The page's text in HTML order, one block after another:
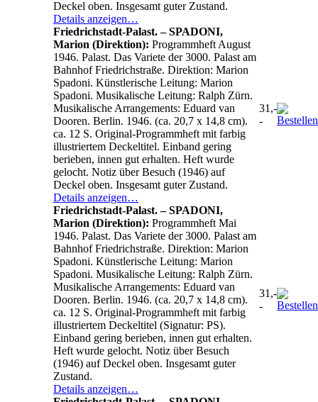
Deckel oben. Insgesamt guter Zustand.
Details anzeigen…
Friedrichstadt-Palast. – SPADONI,
Marion (Direktion): Programmheft August
1946. Palast. Das Variete der 3000. Palast am
Bahnhof Friedrichstraße. Direktion: Marion
Spadoni. Künstlerische Leitung: Marion
Spadoni. Musikalische Leitung: Ralph Zürn.
Musikalische Arrangements: Eduard van
Dooren. Berlin. 1946. (ca. 20,7 x 14,8 cm).
ca. 12 S. Original-Programmheft mit farbig
illustriertem Deckeltitel. Einband gering
berieben, innen gut erhalten. Heft wurde
gelocht. Notiz über Besuch (1946) auf
Deckel oben. Insgesamt guter Zustand.
Details anzeigen…
31,-
-
Friedrichstadt-Palast. – SPADONI,
Marion (Direktion): Programmheft Mai
1946. Palast. Das Variete der 3000. Palast am
Bahnhof Friedrichstraße. Direktion: Marion
Spadoni. Künstlerische Leitung: Marion
Spadoni. Musikalische Leitung: Ralph Zürn.
Musikalische Arrangements: Eduard van
Dooren. Berlin. 1946. (ca. 20,7 x 14,8 cm).
ca. 12 S. Original-Programmheft mit farbig
illustriertem Deckeltitel (Signatur: PS).
Einband gering berieben, innen gut erhalten.
Heft wurde gelocht. Notiz über Besuch
(1946) auf Deckel oben. Insgesamt guter
Zustand.
Details anzeigen…
31,-
-